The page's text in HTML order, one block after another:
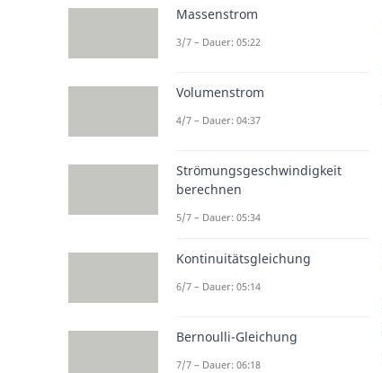
Massenstrom
3/7 – Dauer: 05:22
Volumenstrom
4/7 – Dauer: 04:37
Strömungsgeschwindigkeit
berechnen
5/7 – Dauer: 05:34
Kontinuitätsgleichung
6/7 – Dauer: 05:14
Bernoulli-Gleichung
7/7 – Dauer: 06:18